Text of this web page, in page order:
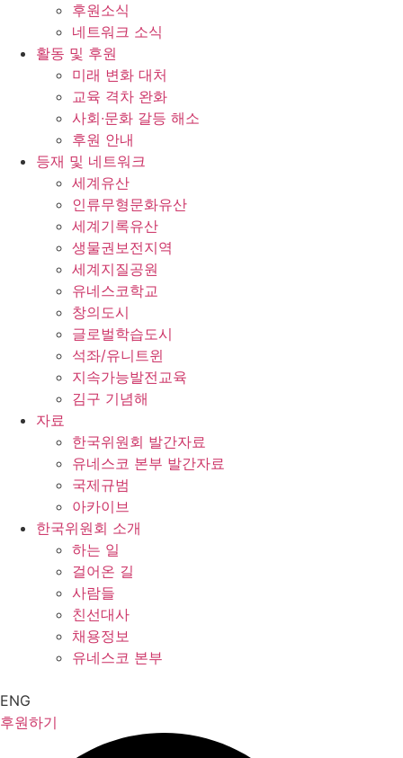
후원소식
네트워크 소식
활동 및 후원
미래 변화 대처
교육 격차 완화
사회∙문화 갈등 해소
후원 안내
등재 및 네트워크
세계유산
인류무형문화유산
세계기록유산
생물권보전지역
세계지질공원
유네스코학교
창의도시
글로벌학습도시
석좌/유니트윈
지속가능발전교육
김구 기념해
자료
한국위원회 발간자료
유네스코 본부 발간자료
국제규범
아카이브
한국위원회 소개
하는 일
걸어온 길
사람들
친선대사
채용정보
유네스코 본부
ENG
후원하기